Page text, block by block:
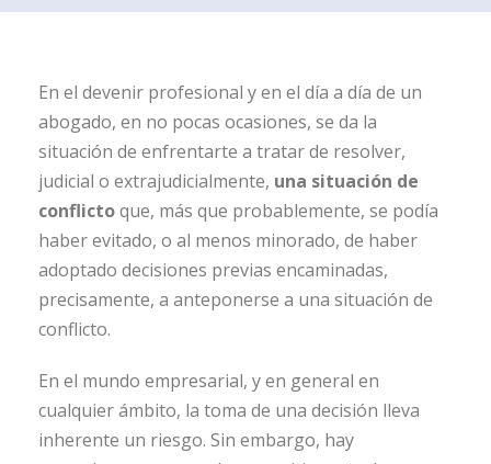
En el devenir profesional y en el día a día de un
abogado, en no pocas ocasiones, se da la
situación de enfrentarte a tratar de resolver,
judicial o extrajudicialmente, una situación de
conflictoque, más que probablemente, se podía
haber evitado, o al menos minorado, de haber
adoptado decisiones previas encaminadas,
precisamente, a anteponerse a una situación de
conflicto.
En el mundo empresarial, y en general en
cualquier ámbito, la toma de una decisión lleva
inherente un riesgo. Sin embargo, hay